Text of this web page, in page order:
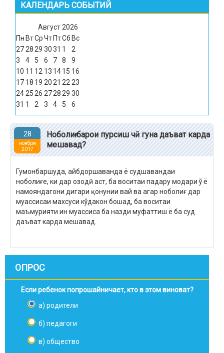
КАЛЕНДАРЬ СОБЫТИЙ
Август2026
Пн ВтСрЧт ПтСб Вс
272829 3031 1
2
3
4 5 6 7 8
9
10 11 12 13 1415 16
17 18 19 2021 2223
242526 272829 30
31 1 2 3 4 5 6
28
ноября
2017
Ноболиғ барои пурсиш чӣ гуна даъват карда
мешавад?
Гумонбаршуда, айбдоршаванда ё судшавандаи
ноболиғе, ки дар озодӣ аст, ба воситаи падару модари ў ё
намояндагони дигари қонунии вай ва агар ноболиғ дар
муассисаи махсуси кўдакон бошад, ба воситаи
маъмурияти ин муассиса ба назди муфаттиш ё ба суд
даъват карда мешавад.
ОПРОС
Если ребенок попрошайничает, кто в этом виноват?
а) родители
б) педагоги
в) общество